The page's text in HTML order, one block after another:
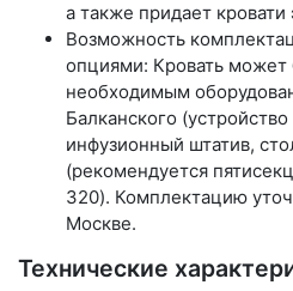
а также придает
Возможность
опциями: Кровать может
необходимым
Балканского
инфузионный штатив,
(рекомендуется
320). Комплектацию
Москве.
Технические